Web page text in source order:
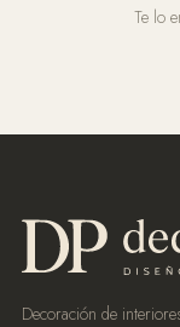
Te lo
Decoración de